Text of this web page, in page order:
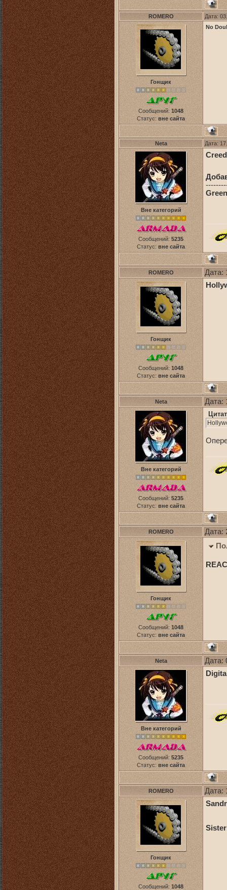
ROMERO Дата:
Гонщик
Сообщений: 1048
Статус: вне сайта
No
Neta Дата:
Вне категорий
Сообщений: 5235
Статус: вне сайта
ROMERO Дата:
Гонщик
Сообщений: 1048
Статус: вне сайта
Neta Дата:
Вне категорий
Сообщений: 5235
Статус: вне сайта
ROMERO Дата:
Гонщик
Сообщений: 1048
Статус: вне сайта
Neta Дата:
Вне категорий
Сообщений: 5235
Статус: вне сайта
ROMERO Дата:
Гонщик
Сообщений: 1048